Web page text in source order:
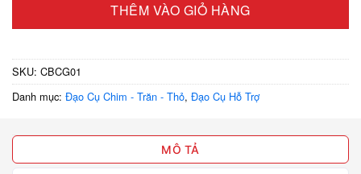
THÊM VÀO GIỎ HÀNG
SKU: CBCG01
Danh mục: Đạo Cụ Chim - Trăn - Thỏ, Đạo Cụ Hỗ Trợ
MÔ TẢ